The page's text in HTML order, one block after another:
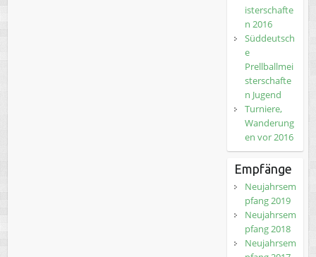
isterschafte
n 2016
Süddeutsch
e
Prellballmei
sterschafte
n Jugend
Turniere,
Wanderung
en vor 2016
Empfänge
Neujahrsem
pfang 2019
Neujahrsem
pfang 2018
Neujahrsem